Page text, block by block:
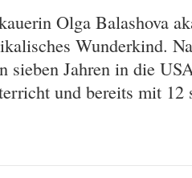
Olga Balashova
Wunderkind.
Jahren in die
und bereits mit